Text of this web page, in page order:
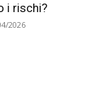
i rischi?
2026